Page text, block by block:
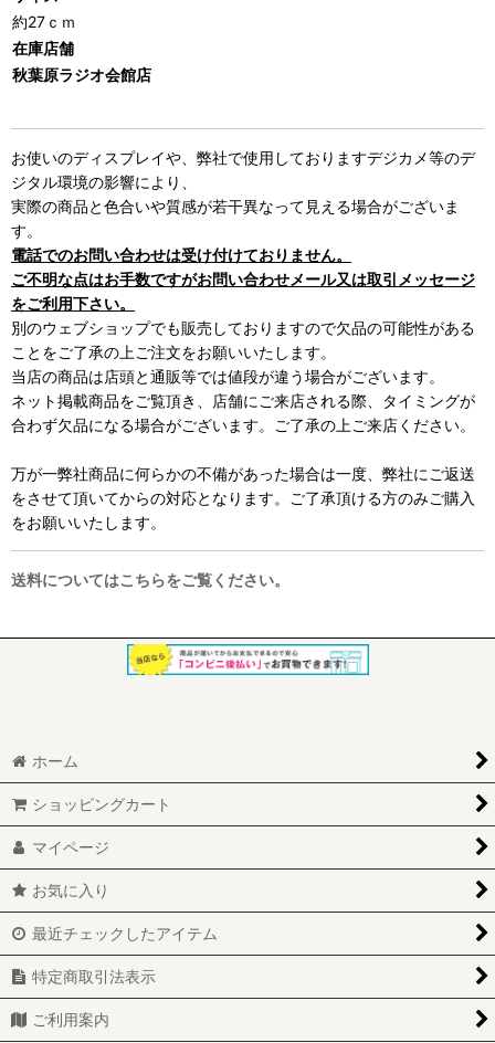
約27ｃｍ
在庫店舗
秋葉原ラジオ会館店
お使いのディスプレイや、弊社で使用しておりますデジカメ等のデ
ジタル環境の影響により、
実際の商品と色合いや質感が若干異なって見える場合がございま
す。
電話でのお問い合わせは受け付けておりません。
ご不明な点はお手数ですがお問い合わせメール又は取引メッセージ
をご利用下さい。
別のウェブショップでも販売しておりますので欠品の可能性がある
ことをご了承の上ご注文をお願いいたします。
当店の商品は店頭と通販等では値段が違う場合がございます。
ネット掲載商品をご覧頂き、店舗にご来店される際、タイミングが
合わず欠品になる場合がございます。ご了承の上ご来店ください。
万が一弊社商品に何らかの不備があった場合は一度、弊社にご返送
をさせて頂いてからの対応となります。ご了承頂ける方のみご購入
をお願いいたします。
送料についてはこちらをご覧ください。
ホーム
ショッピングカート
マイページ
お気に入り
最近チェックしたアイテム
特定商取引法表示
ご利用案内